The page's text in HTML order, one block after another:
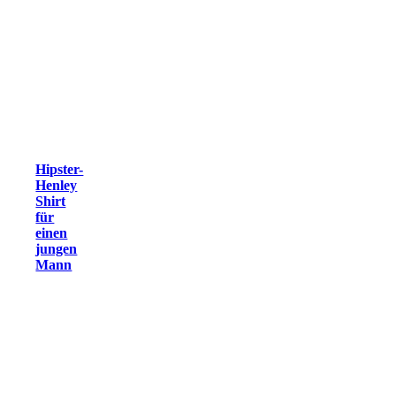
Hipster-
Henley
Shirt
für
einen
jungen
Mann